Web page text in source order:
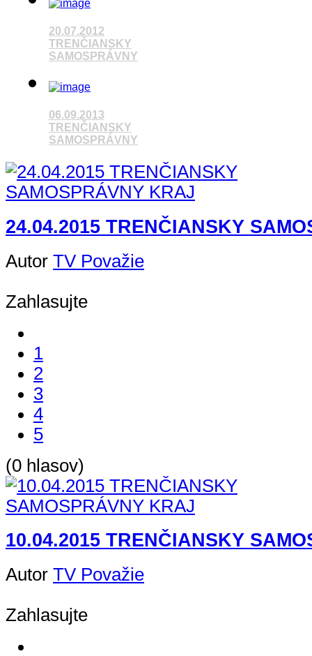
Pozrieť video
20.07.2012
TRENČIANSKY
SAMOSPRÁVNY
Pozrieť video
06.09.2013
TRENČIANSKY
SAMOSPRÁVNY
Pozrieť video
24.04.2015 TRENČIANSKY
Autor TV Považie
Zahlasujte
1
2
3
4
5
(0 hlasov)
10.04.2015 TRENČIANSKY
Autor TV Považie
Zahlasujte